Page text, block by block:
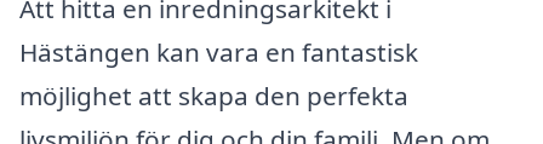
Att hitta en inredningsarkitekt i
Hästängen kan vara en fantastisk
möjlighet att skapa den perfekta